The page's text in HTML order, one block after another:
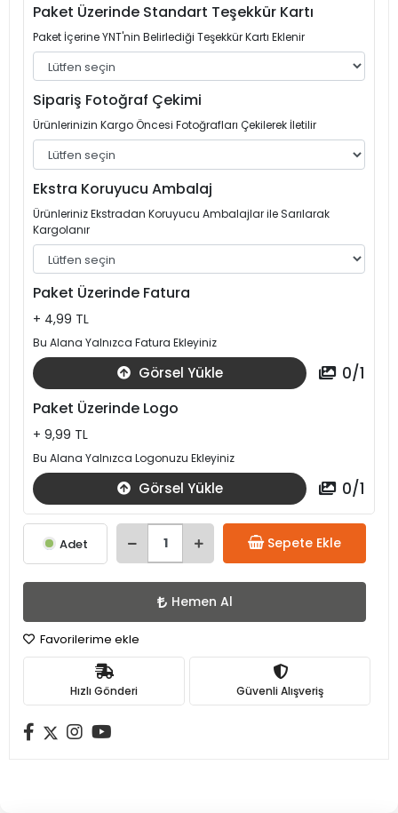
Paket Üzerinde Standart Teşekkür Kartı
Paket İçerine YNT'nin Belirlediği Teşekkür Kartı Eklenir
Sipariş Fotoğraf Çekimi
Ürünlerinizin Kargo Öncesi Fotoğrafları Çekilerek İletilir
Ekstra Koruyucu Ambalaj
Ürünleriniz Ekstradan Koruyucu Ambalajlar ile Sarılarak
Kargolanır
Paket Üzerinde Fatura
+ 4,99 TL
Bu Alana Yalnızca Fatura Ekleyiniz
Görsel Yükle 0/1
Paket Üzerinde Logo
+ 9,99 TL
Bu Alana Yalnızca Logonuzu Ekleyiniz
Görsel Yükle 0/1
Adet Sepete Ekle
Hemen Al
Favorilerime ekle
Hızlı Gönderi Güvenli Alışveriş